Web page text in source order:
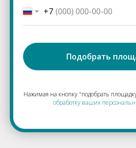
+7
Подобрать
Нажимая на кнопку "подобрать
обработку ваших